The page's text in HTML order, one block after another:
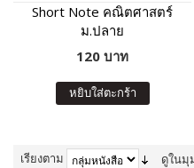
Short Note คณิตศาสตร์
ม.ปลาย
120 บาท
หยิบใส่ตะกร้า
เรียงตาม ดูในมุ